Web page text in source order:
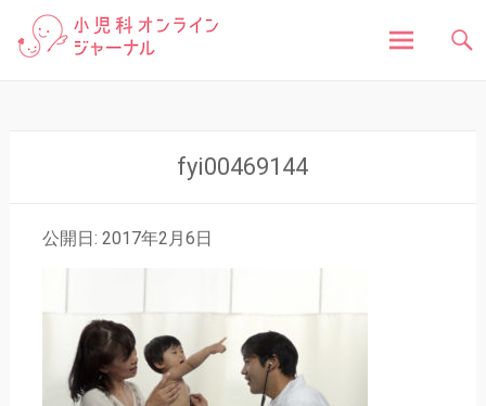
小児科オンラインジャ
状や原因、対処法はもちろん、予防接種や健診、子
どもの成長に関する豆知識まで、小児科医が分かり
fyi00469144
公開日: 2017年2月6日